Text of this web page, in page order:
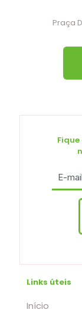
Praça
Links úteis
Início